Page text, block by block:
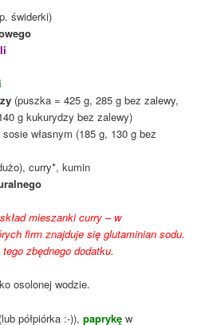
świderki)
(puszka = 425 g, 285 g bez zalewy,
g kukurydzy bez zalewy)
własnym (185 g, 130 g bez
curry*, kumin
mieszanki curry – w
firm znajduje się glutaminian sodu.
zbędnego dodatku.
osolonej wodzie.
półpiórka :-)),paprykę w